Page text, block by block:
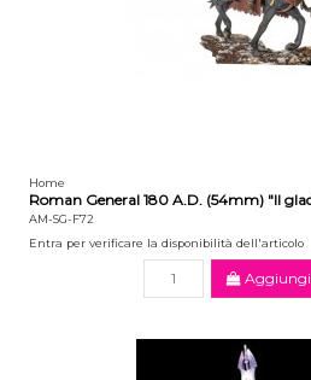
Home
Roman General 180 A.D. (54mm) "Il
AM-SG-F72
Entra per verificare la disponibilità dell'articolo